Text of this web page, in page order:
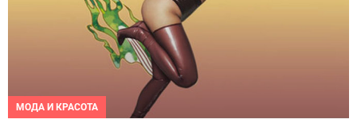
МОДА И КРАСОТА